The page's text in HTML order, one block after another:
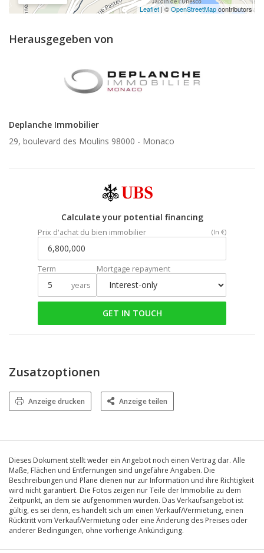
Leaflet | ©OpenStreetMapcontributors
Herausgegeben von
Deplanche Immobilier
29, boulevard des Moulins 98000 - Monaco
Calculate your potential financing
Prix d'achat du bien immobilier (In €)
Term
years
Mortgage repayment
GET IN TOUCH
Zusatzoptionen
Anzeige drucken Anzeige teilen
Dieses Dokument stellt weder ein Angebot noch einen Vertrag dar. Alle
Maße, Flächen und Entfernungen sind ungefähre Angaben. Die
Beschreibungen und Pläne dienen nur zur Information und ihre Richtigkeit
wird nicht garantiert. Die Fotos zeigen nur Teile der Immobilie zu dem
Zeitpunkt, an dem sie aufgenommen wurden. Das Verkaufsangebot ist
gültig, es sei denn, es handelt sich um einen Verkauf/Vermietung, einen
Rücktritt vom Verkauf/Vermietung oder eine Änderung des Preises oder
anderer Bedingungen, ohne vorherige Ankündigung.